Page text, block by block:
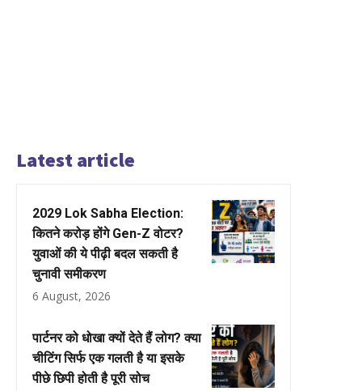
Latest article
2029 Lok Sabha Election:
कितने करोड़ होंगे Gen-Z वोटर?
युवाओं की ये पीढ़ी बदल सकती है
चुनावी समीकरण
6 August, 2026
पार्टनर को धोखा क्यों देते हैं लोग? क्या
चीटिंग सिर्फ एक गलती है या इसके
पीछे छिपी होती है पूरी सोच